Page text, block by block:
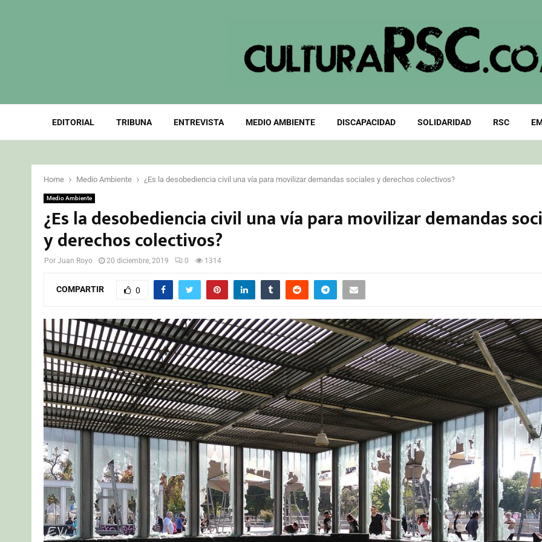
EDITORIAL TRIBUNA ENTREVISTA MEDIO AMBIENTE DISCAPACIDAD SOLIDARIDAD RSC
Home Medio Ambiente ¿Es la desobediencia civil una vía para movilizar demandas sociales y derechos colectivos?
Medio Ambiente
¿Es la desobediencia civil una vía para movilizar demandas
y derechos colectivos?
Por Juan Royo 20 diciembre, 2019 0 1314
COMPARTIR 0